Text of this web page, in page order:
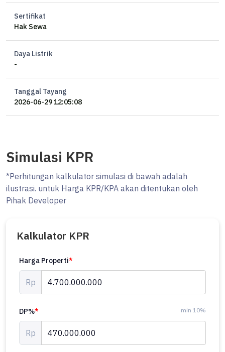
Sertifikat
Hak Sewa
Daya Listrik
-
Tanggal Tayang
2026-06-29 12:05:08
Simulasi KPR
*Perhitungan kalkulator simulasi di bawah adalah
ilustrasi. untuk Harga KPR/KPA akan ditentukan oleh
Pihak Developer
Kalkulator KPR
Harga Properti*
Rp
DP%* min 10%
Rp